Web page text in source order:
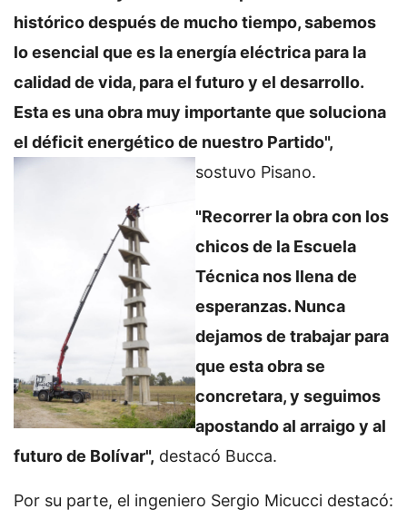
histórico después de mucho tiempo, sabemos
lo esencial que es la energía eléctrica para la
calidad de vida, para el futuro y el desarrollo.
Esta es una obra muy importante que soluciona
el déficit energético de nuestro Partido",
sostuvo Pisano.
"Recorrer la obra con los
chicos de la Escuela
Técnica nos llena de
esperanzas. Nunca
dejamos de trabajar para
que esta obra se
concretara, y seguimos
apostando al arraigo y al
futuro de Bolívar", destacó Bucca.
Por su parte, el ingeniero Sergio Micucci destacó: